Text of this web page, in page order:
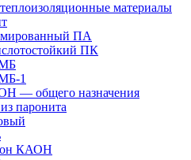
материалы
ПА
ПК
1
— общего назначения
паронита
КАОН